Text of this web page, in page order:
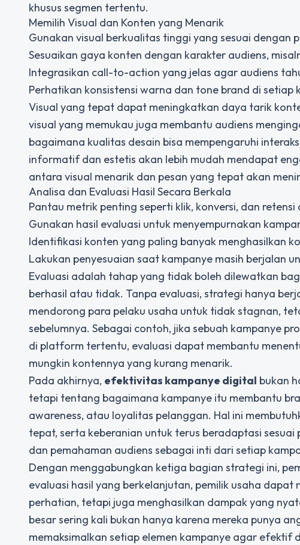
khusus segmen tertentu.
Memilih Visual dan Konten yang Menarik
Gunakan visual berkualitas tinggi yang sesuai dengan
Sesuaikan gaya konten dengan karakter audiens,
Integrasikan call-to-action yang jelas agar audiens
Perhatikan konsistensi warna dan tone brand di setiap
Visual yang tepat dapat meningkatkan daya tarik
visual yang memukau juga membantu audiens
bagaimana kualitas desain bisa mempengaruhi
informatif dan estetis akan lebih mudah mendapat
antara visual menarik dan pesan yang tepat akan
Analisa dan Evaluasi Hasil Secara Berkala
Pantau metrik penting seperti klik, konversi, dan retensi
Gunakan hasil evaluasi untuk menyempurnakan
Identifikasi konten yang paling banyak menghasilkan
Lakukan penyesuaian saat kampanye masih berjalan
Evaluasi adalah tahap yang tidak boleh dilewatkan
berhasil atau tidak. Tanpa evaluasi, strategi hanya
mendorong para pelaku usaha untuk tidak stagnan,
sebelumnya. Sebagai contoh, jika sebuah kampanye
di platform tertentu, evaluasi dapat membantu
mungkin kontennya yang kurang menarik.
Pada akhirnya, efektivitas kampanye digital bukan
tetapi tentang bagaimana kampanye itu membantu
awareness, atau loyalitas pelanggan. Hal ini
tepat, serta keberanian untuk terus beradaptasi
dan pemahaman audiens sebagai inti dari setiap
Dengan menggabungkan ketiga bagian strategi ini,
evaluasi hasil yang berkelanjutan, pemilik usaha
perhatian, tetapi juga menghasilkan dampak yang
besar sering kali bukan hanya karena mereka punya
memaksimalkan setiap elemen kampanye agar efektif